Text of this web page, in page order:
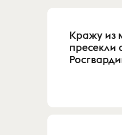
Кражу из
пресекли